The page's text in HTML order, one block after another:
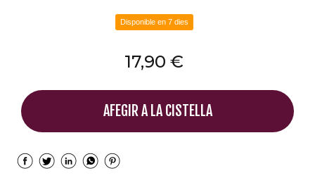
Disponible en 7 dies
17,90 €
AFEGIR A LA CISTELLA